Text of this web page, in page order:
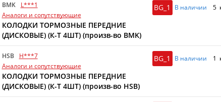
BMK
L***1
Аналоги и сопутствующие
КОЛОДКИ ТОРМОЗНЫЕ ПЕРЕДНИЕ
(ДИСКОВЫЕ) (К-Т 4ШТ) (произв-во BMK)
BG_1 В наличии 5
HSB
H***7
Аналоги и сопутствующие
КОЛОДКИ ТОРМОЗНЫЕ ПЕРЕДНИЕ
(ДИСКОВЫЕ) (К-Т 4ШТ) (произв-во HSB)
BG_1 В наличии 1